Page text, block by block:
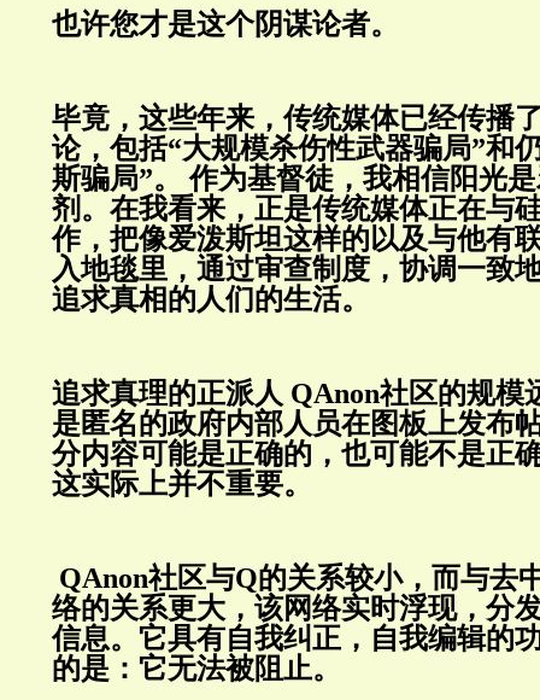
也许您才是这个阴谋论者。
毕竟，这些年来，传统媒体已经传播
论，包括“大规模杀伤性武器骗局”和
斯骗局”。
作为基督徒，我相信阳光
剂。在我看来，正是传统媒体正在与
作，把像爱泼斯坦这样的以及与他有
入地毯里，通过审查制度，协调一致
追求真相的人们的生活。
追求真理的正派人 QAnon社区的规模
是匿名的政府内部人员在图板上发布
分内容可能是正确的，也可能不是正
这实际上并不重要。
QAnon社区与Q的关系较小，而与去
络的关系更大，该网络实时浮现，分
信息。它具有自我纠正，自我编辑的
的是：它无法被阻止。